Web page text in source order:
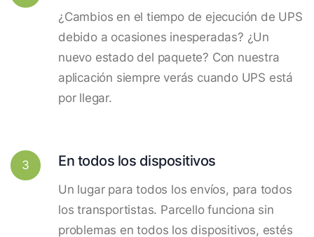
¿Cambios en el tiempo de ejecución de UPS
debido a ocasiones inesperadas? ¿Un
nuevo estado del paquete? Con nuestra
aplicación siempre verás cuando UPS está
por llegar.
3 En todos los dispositivos
Un lugar para todos los envíos, para todos
los transportistas. Parcello funciona sin
problemas en todos los dispositivos, estés